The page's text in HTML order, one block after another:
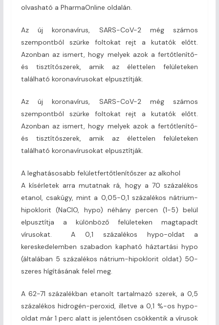
olvasható a PharmaOnline oldalán.
Az új koronavírus, SARS-CoV-2 még számos
szempontból szürke foltokat rejt a kutatók előtt.
Azonban az ismert, hogy melyek azok a fertőtlenítő-
és tisztítószerek, amik az élettelen felületeken
található koronavírusokat elpusztítják.
Az új koronavírus, SARS-CoV-2 még számos
szempontból szürke foltokat rejt a kutatók előtt.
Azonban az ismert, hogy melyek azok a fertőtlenítő-
és tisztítószerek, amik az élettelen felületeken
található koronavírusokat elpusztítják.
A leghatásosabb felületfertőtlenítőszer az alkohol
A kísérletek arra mutatnak rá, hogy a 70 százalékos
etanol, csakúgy, mint a 0,05-0,1 százalékos nátrium-
hipoklorit (NaClO, hypo) néhány percen (1-5) belül
elpusztítja a különböző felületeken magtapadt
vírusokat. A 0,1 százalékos hypo-oldat a
kereskedelemben szabadon kapható háztartási hypo
(általában 5 százalékos nátrium-hipoklorit oldat) 50-
szeres hígításának felel meg.
A 62-71 százalékban etanolt tartalmazó szerek, a 0,5
százalékos hidrogén-peroxid, illetve a 0,1 %-os hypo-
oldat már 1 perc alatt is jelentősen csökkentik a vírusok